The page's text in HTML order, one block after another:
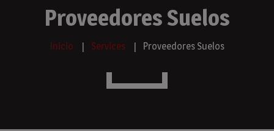
Proveedores Suelos
Inicio Services Proveedores Suelos